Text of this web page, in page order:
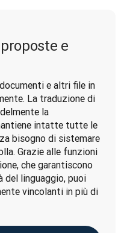
e
e altri file in
La traduzione di
la
intatte tutte le
bisogno di sistemare
Grazie alle funzioni
che garantiscono
del linguaggio, puoi
vincolanti in più di